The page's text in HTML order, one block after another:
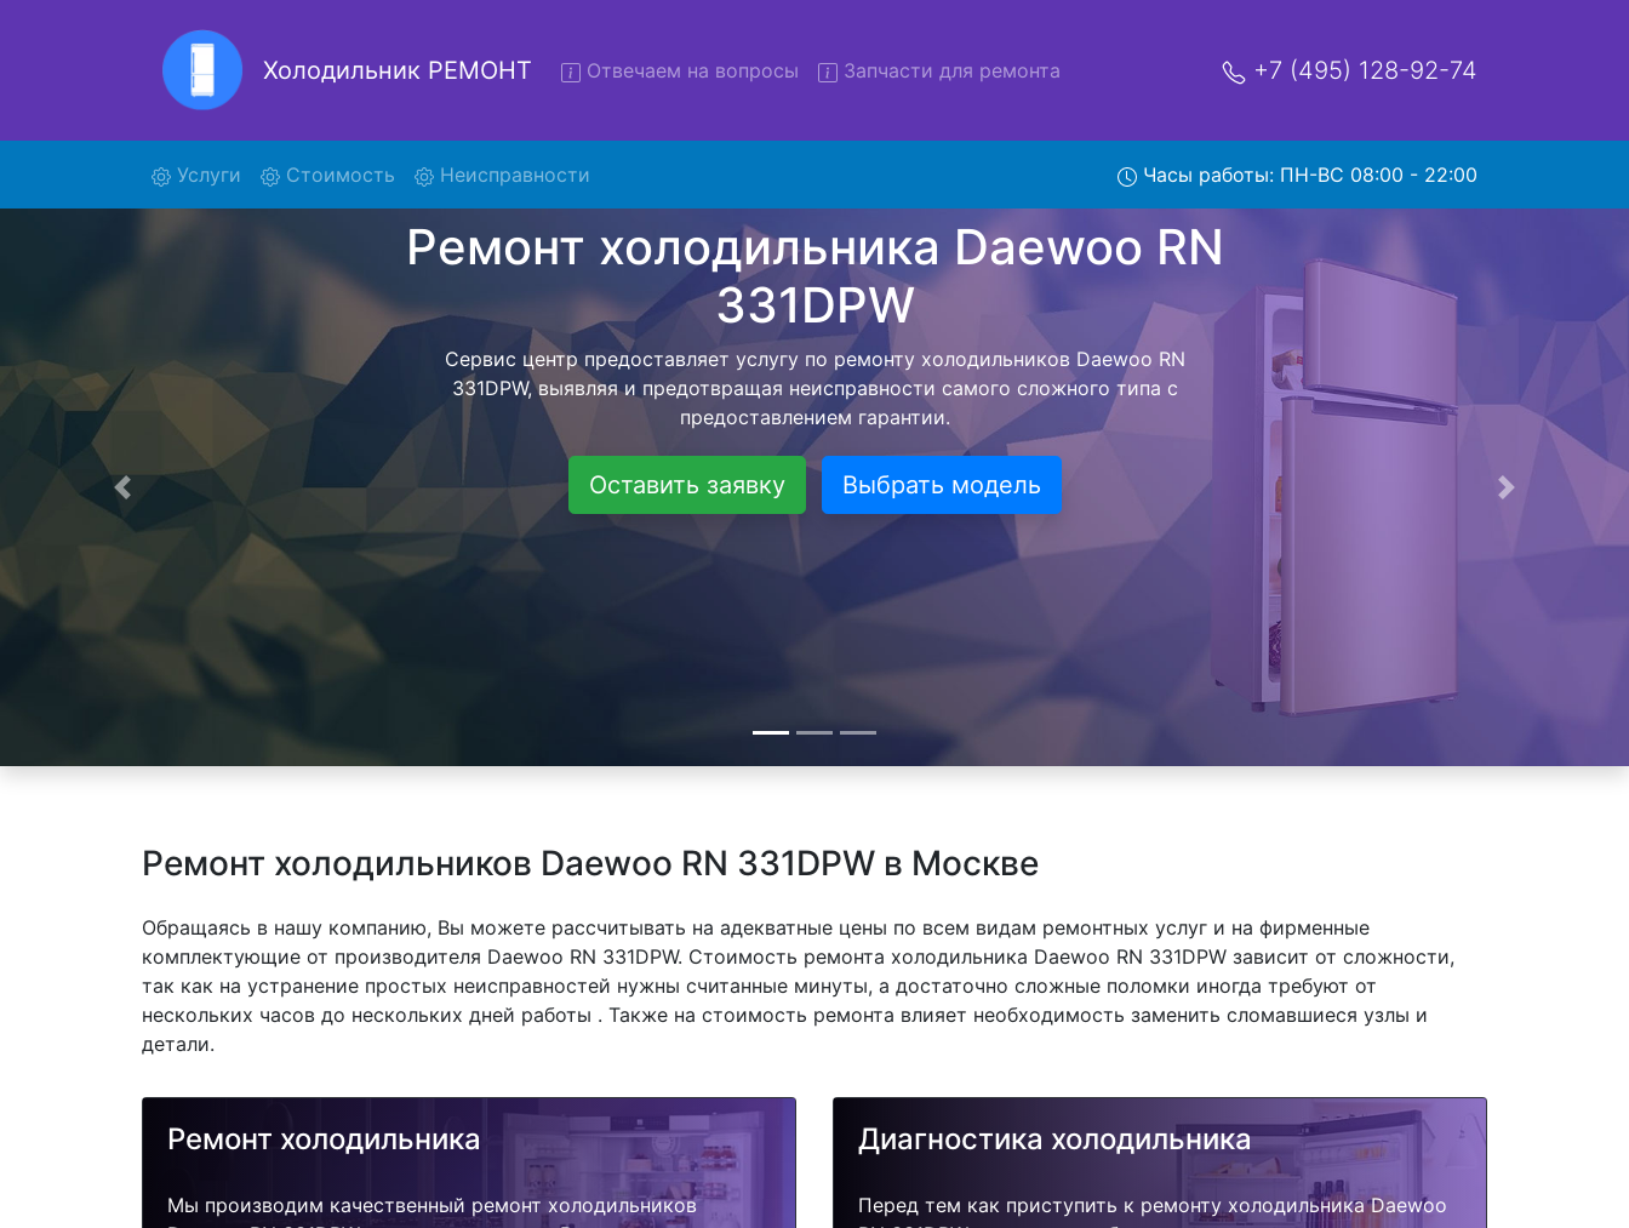
Холодильник РЕМОНТ Отвечаем на вопросы Запчасти для ремонта +7 (495) 128-92-74
Услуги (current)Стоимость Неисправности Часы работы: ПН-ВС 08:00 - 22:00
Ремонт холодильников с вывозом - чтобы клиент не тратил свое время и деньги на
поиски курьерской службы, наш мастер сам заберет холодильник Daewoo RN
331DPW и отвезет в сервисный центр. Ремонт холодильника Daewoo RN 331DPW
осуществляется внутри сервисного центра, тем самым Вам не предстоит ожидать
мастера как закончит с ремонтом. Перед тем как холодильная техника сдается,
согласовывается конечная стоимость работ и в дальнейшем фиксируется.
Перечень бесплатных услуг от компании - Доставка холодильников , выезд
специалиста, консультирование и диагностика.
Оставить заявку Выбрать модель
Предыдущая Следующая
Ремонт холодильников Daewoo RN 331DPW в Москве
Обращаясь в нашу компанию, Вы можете рассчитывать на адекватные цены по всем видам ремонтных услуг и на фирменные
комплектующие от производителя Daewoo RN 331DPW. Стоимость ремонта холодильника Daewoo RN 331DPW зависит от сложности,
так как на устранение простых неисправностей нужны считанные минуты, а достаточно сложные поломки иногда требуют от
нескольких часов до нескольких дней работы . Также на стоимость ремонта влияет необходимость заменить сломавшиеся узлы и
детали.
Ремонт холодильника
Мы производим качественный ремонт холодильников
Диагностика холодильника
Перед тем как приступить к ремонту холодильника Daewoo